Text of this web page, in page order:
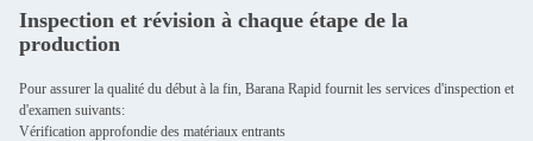
Inspection et révision à chaque étape de la
production
Pour assurer la qualité du début à la fin, Barana Rapid fournit les services d'inspection et
d'examen suivants:
Vérification approfondie des matériaux entrants